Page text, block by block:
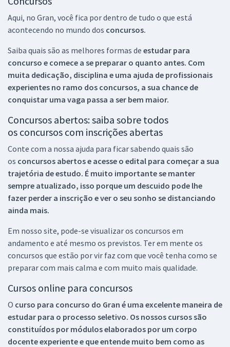
Aqui, no Gran, você fica por dentro de tudo o que está
acontecendo no mundo dos concursos.
Saiba quais são as melhores formas de estudar para
concurso e comece a se preparar o quanto antes. Com
muita dedicação, disciplina e uma ajuda de profissionais
experientes no ramo dos concursos, a sua chance de
conquistar uma vaga passa a ser bem maior.
Concursos abertos: saiba sobre todos
os concursos com inscrições abertas
Conte com a nossa ajuda para ficar sabendo quais são
os concursos abertos e acesse o edital para começar a sua
trajetória de estudo. É muito importante se manter
sempre atualizado, isso porque um descuido pode lhe
fazer perder a inscrição e ver o seu sonho se distanciando
ainda mais.
Em nosso site, pode-se visualizar os concursos em
andamento e até mesmo os previstos. Ter em mente os
concursos que estão por vir faz com que você tenha como se
preparar com mais calma e com muito mais qualidade.
Cursos online para concursos
O curso para concurso do Gran é uma excelente maneira de
estudar para o processo seletivo. Os nossos cursos são
constituídos por módulos elaborados por um corpo
docente experiente e que entende muito bem como as